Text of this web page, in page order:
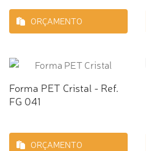
ORÇAMENTO
Forma PET Cristal - Ref.
FG 041
ORÇAMENTO